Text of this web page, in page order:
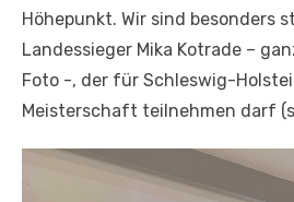
Höhepunkt. Wir sind besonders
Landessieger Mika Kotrade –
Foto -, der für Schleswig-
Meisterschaft teilnehmen darf